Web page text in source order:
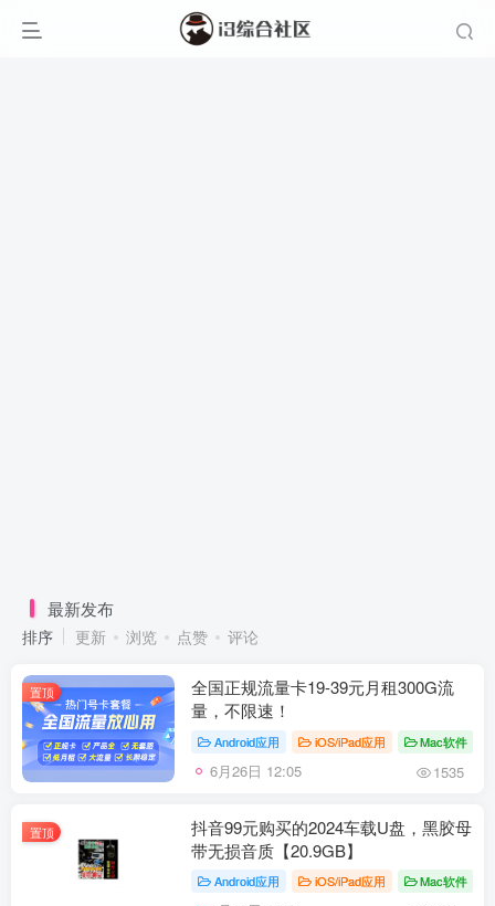
最新发布
排序 更新 浏览 点赞 评论
置顶
全国正规流量卡19-39元月租300G流
量，不限速！
Android应用 iOS/iPad应用 Mac软件
6月26日 12:05 1535
置顶
抖音99元购买的2024车载U盘，黑胶母
带无损音质【20.9GB】
Android应用 iOS/iPad应用 Mac软件